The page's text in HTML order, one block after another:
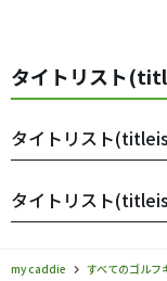
タイトリスト
タイトリスト
タイトリスト
my caddie すべてのゴルフ